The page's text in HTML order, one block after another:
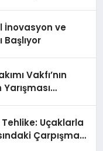
İnovasyon ve
Başlıyor
Vakfı’nın
Uçaklarla
Çarpışma